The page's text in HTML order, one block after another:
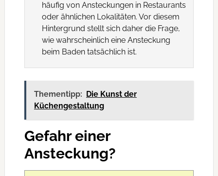
häufig von Ansteckungen in Restaurants
oder ähnlichen Lokalitäten. Vor diesem
Hintergrund stellt sich daher die Frage,
wie wahrscheinlich eine Ansteckung
beim Baden tatsächlich ist.
Thementipp: Die Kunst der
Küchengestaltung
Gefahr einer
Ansteckung?